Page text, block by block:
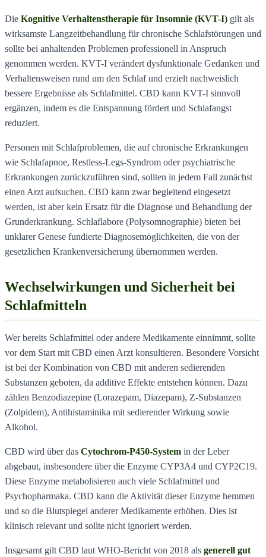
Die Kognitive Verhaltenstherapie für Insomnie (KVT-I) gilt als
wirksamste Langzeitbehandlung für chronische Schlafstörungen und
sollte bei anhaltenden Problemen professionell in Anspruch
genommen werden. KVT-I verändert dysfunktionale Gedanken und
Verhaltensweisen rund um den Schlaf und erzielt nachweislich
bessere Ergebnisse als Schlafmittel. CBD kann KVT-I sinnvoll
ergänzen, indem es die Entspannung fördert und Schlafangst
reduziert.
Personen mit Schlafproblemen, die auf chronische Erkrankungen
wie Schlafapnoe, Restless-Legs-Syndrom oder psychiatrische
Erkrankungen zurückzuführen sind, sollten in jedem Fall zunächst
einen Arzt aufsuchen. CBD kann zwar begleitend eingesetzt
werden, ist aber kein Ersatz für die Diagnose und Behandlung der
Grunderkrankung. Schlaflabore (Polysomnographie) bieten bei
unklarer Genese fundierte Diagnosemöglichkeiten, die von der
gesetzlichen Krankenversicherung übernommen werden.
Wechselwirkungen und Sicherheit bei
Schlafmitteln
Wer bereits Schlafmittel oder andere Medikamente einnimmt, sollte
vor dem Start mit CBD einen Arzt konsultieren. Besondere Vorsicht
ist bei der Kombination von CBD mit anderen sedierenden
Substanzen geboten, da additive Effekte entstehen können. Dazu
zählen Benzodiazepine (Lorazepam, Diazepam), Z-Substanzen
(Zolpidem), Antihistaminika mit sedierender Wirkung sowie
Alkohol.
CBD wird über das Cytochrom-P450-System in der Leber
abgebaut, insbesondere über die Enzyme CYP3A4 und CYP2C19.
Diese Enzyme metabolisieren auch viele Schlafmittel und
Psychopharmaka. CBD kann die Aktivität dieser Enzyme hemmen
und so die Blutspiegel anderer Medikamente erhöhen. Dies ist
klinisch relevant und sollte nicht ignoriert werden.
Insgesamt gilt CBD laut WHO-Bericht von 2018 als generell gut